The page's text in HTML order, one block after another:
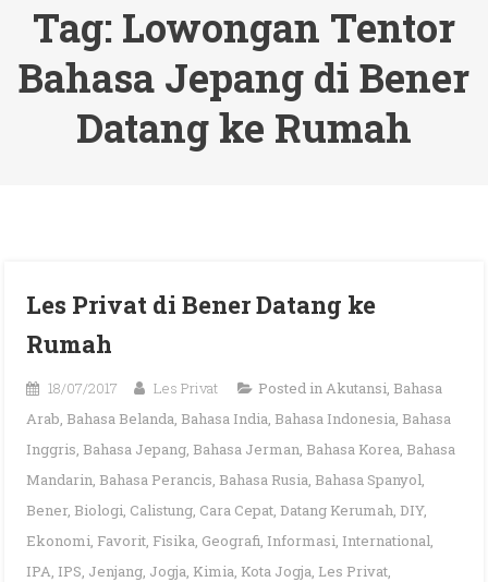
Tag: Lowongan Tentor
Bahasa Jepang di Bener
Datang ke Rumah
Les Privat di Bener Datang ke
Rumah
18/07/2017 Les Privat Posted inAkutansi, Bahasa
Arab, Bahasa Belanda, Bahasa India, Bahasa Indonesia, Bahasa
Inggris, Bahasa Jepang, Bahasa Jerman, Bahasa Korea, Bahasa
Mandarin, Bahasa Perancis, Bahasa Rusia, Bahasa Spanyol,
Bener, Biologi, Calistung, Cara Cepat, Datang Kerumah, DIY,
Ekonomi, Favorit, Fisika, Geografi, Informasi, International,
IPA, IPS, Jenjang, Jogja, Kimia, Kota Jogja, Les Privat,